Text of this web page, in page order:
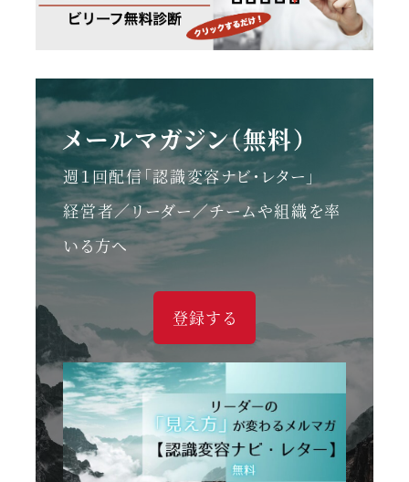
メールマガジン（無料）
週１回配信「認識変容ナビ・レター」
経営者／リーダー／チームや組織を率
いる方へ
登録する